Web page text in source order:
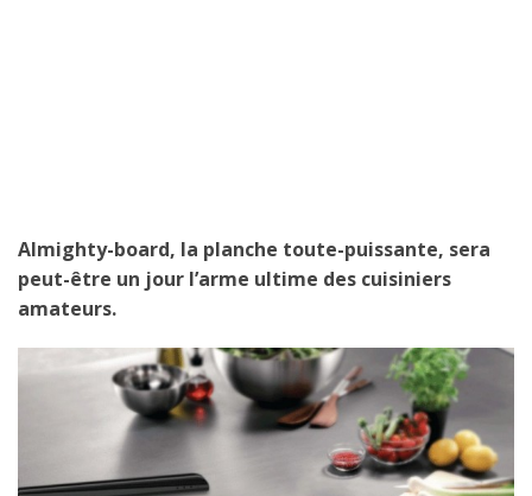
Almighty-board, la planche toute-puissante, sera
peut-être un jour l’arme ultime des cuisiniers
amateurs.